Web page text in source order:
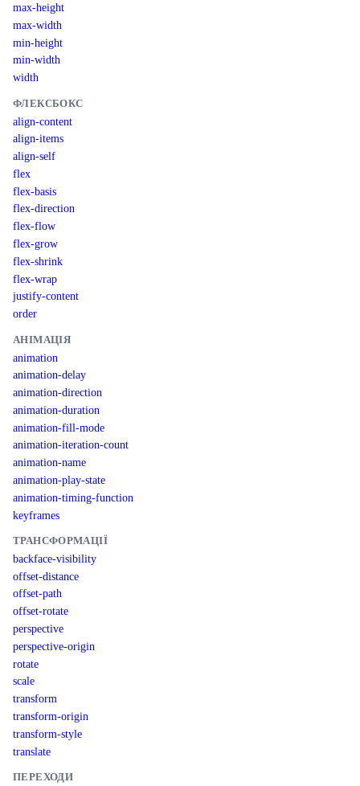
max-height
max-width
min-height
min-width
width
ФЛЕКСБОКС
align-content
align-items
align-self
flex
flex-basis
flex-direction
flex-flow
flex-grow
flex-shrink
flex-wrap
justify-content
order
АНІМАЦІЯ
animation
animation-delay
animation-direction
animation-duration
animation-fill-mode
animation-iteration-count
animation-name
animation-play-state
animation-timing-function
keyframes
ТРАНСФОРМАЦІЇ
backface-visibility
offset-distance
offset-path
offset-rotate
perspective
perspective-origin
rotate
scale
transform
transform-origin
transform-style
translate
ПЕРЕХОДИ